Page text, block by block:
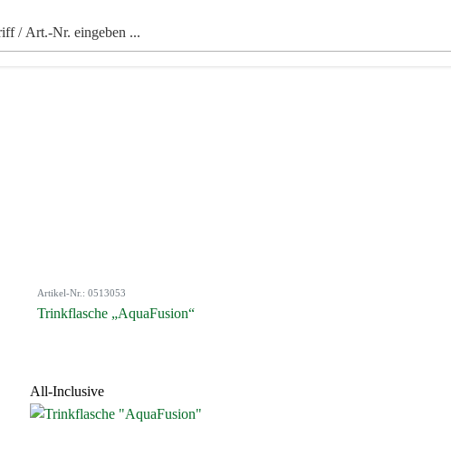
Artikel-Nr.: 0513053
Trinkflasche „AquaFusion“
All-Inclusive